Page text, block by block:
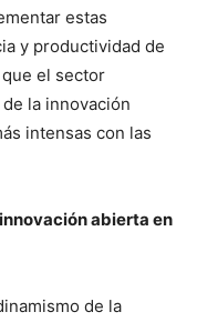
estas
y productividad de
el sector
la innovación
intensas con las
abierta en
de la